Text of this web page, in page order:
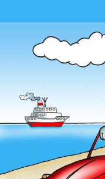
Die „Erlebnisgolfanlage“
Spiel, Spannung…
mehr